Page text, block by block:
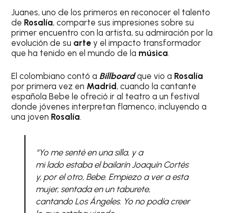
Juanes, uno de los primeros en reconocer el talento
de Rosalía, comparte sus impresiones sobre su
primer encuentro con la artista, su admiración por la
evolución de su arte y el impacto transformador
que ha tenido en el mundo de la música.
El colombiano contó a Billboardque vio a Rosalía
por primera vez en Madrid , cuando la cantante
española Bebe le ofreció ir al teatro a un festival
donde jóvenes interpretan flamenco, incluyendo a
una joven Rosalía.
“Yo me senté en una silla, y a
mi lado estaba el bailarín Joaquín Cortés
y, por el otro, Bebe. Empiezo a ver a esta
mujer, sentada en un taburete,
cantando Los Ángeles. Yo no podía creer